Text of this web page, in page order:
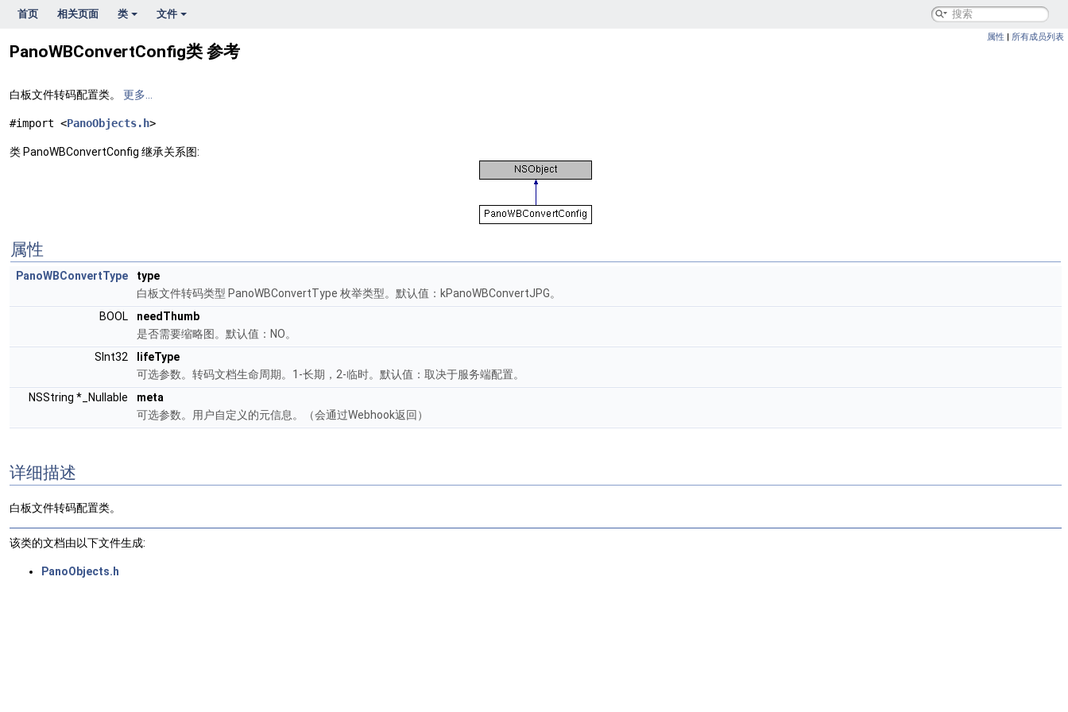
首页 相关页面 类 文件
属性 | 所有成员列表
PanoWBConvertConfig类 参考
白板文件转码配置类。 更多...
#import <PanoObjects.h>
类 PanoWBConvertConfig 继承关系图:
属性
PanoWBConvertType
type
白板文件转码类型 PanoWBConvertType 枚举类型。默认值：kPanoWBConvertJPG。
BOOL
needThumb
是否需要缩略图。默认值：NO。
SInt32
lifeType
可选参数。转码文档生命周期。1-长期，2-临时。默认值：取决于服务端配置。
NSString *_Nullable
meta
可选参数。用户自定义的元信息。（会通过Webhook返回）
详细描述
白板文件转码配置类。
该类的文档由以下文件生成:
PanoObjects.h